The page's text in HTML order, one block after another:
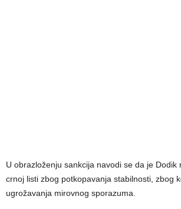
U obrazloženju sankcija navodi se da je Dodik
crnoj listi zbog potkopavanja stabilnosti, zbog
ugrožavanja mirovnog sporazuma.